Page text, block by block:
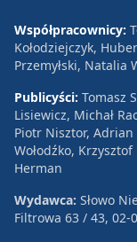
Współpracownicy:
Kołodziejczyk,
Przemyłski, Natalia
Publicyści: Tomasz
Lisiewicz, Michał
Piotr Nisztor,
Wołodźko,
Herman
Wydawca: Słowo
Filtrowa 63 / 43, 02-